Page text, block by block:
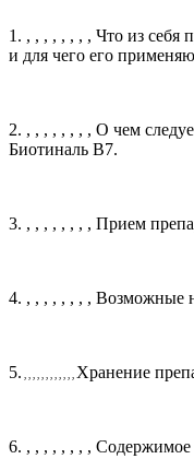
1. , , , , , , , , Что из себя
и для чего его
2. , , , , , , , , О чем
Биотиналь В7.
3. , , , , , , , , Прием
4. , , , , , , , , Возможные
5. , , , , , , , , , , , , Хранение
6. , , , , , , , , Содержимое